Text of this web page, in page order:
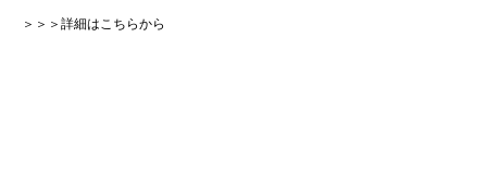
＞＞＞詳細はこちらから